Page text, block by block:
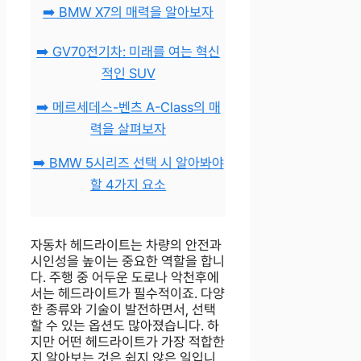
➡️ BMW X7의 매력을 알아보자
➡️ GV70전기차: 미래를 여는 혁신
적인 SUV
➡️ 메르세데스-벤츠 A-Class의 매
력을 살펴보자
➡️ BMW 5시리즈 선택 시 알아봐야
할 4가지 요소
자동차 헤드라이트는 차량의 안전과
시인성을 높이는 중요한 역할을 합니
다. 주행 중 어두운 도로나 악천후에
서는 헤드라이트가 필수적이죠. 다양
한 종류와 기술이 발전하면서, 선택
할 수 있는 옵션도 많아졌습니다. 하
지만 어떤 헤드라이트가 가장 적합한